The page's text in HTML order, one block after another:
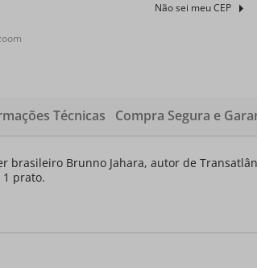
Não sei meu CEP
Técnicas Compra Segura e
brasileiro Brunno Jahara, autor de
prato.